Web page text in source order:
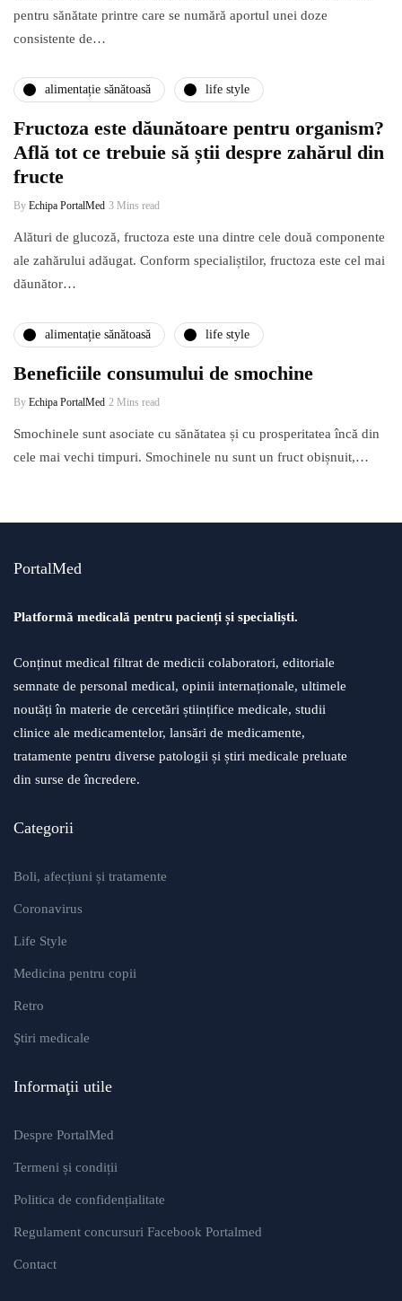
pentru sănătate printre care se numără aportul unei doze
consistente de…
alimentație sănătoasă life style
Fructoza este dăunătoare pentru organism?
Află tot ce trebuie să știi despre zahărul din
fructe
By Echipa PortalMed 3 Mins read
Alături de glucoză, fructoza este una dintre cele două componente
ale zahărului adăugat. Conform specialiștilor, fructoza este cel mai
dăunător…
alimentație sănătoasă life style
Beneficiile consumului de smochine
By Echipa PortalMed 2 Mins read
Smochinele sunt asociate cu sănătatea și cu prosperitatea încă din
cele mai vechi timpuri. Smochinele nu sunt un fruct obișnuit,…
PortalMed
Platformă medicală pentru pacienți și specialiști.
Conținut medical filtrat de medicii colaboratori, editoriale
semnate de personal medical, opinii internaționale, ultimele
noutăți în materie de cercetări științifice medicale, studii
clinice ale medicamentelor, lansări de medicamente,
tratamente pentru diverse patologii și știri medicale preluate
din surse de încredere.
Categorii
Boli, afecțiuni și tratamente
Coronavirus
Life Style
Medicina pentru copii
Retro
Ştiri medicale
Informaţii utile
Despre PortalMed
Termeni și condiții
Politica de confidențialitate
Regulament concursuri Facebook Portalmed
Contact